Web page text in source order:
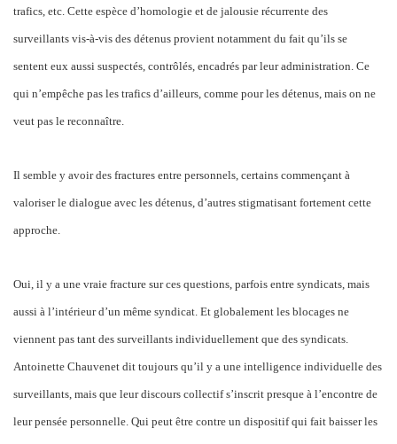
trafics, etc. Cette espèce d’homologie et de jalousie récurrente des
surveillants vis-à-vis des détenus provient notamment du fait qu’ils se
sentent eux aussi suspectés, contrôlés, encadrés par leur administration. Ce
qui n’empêche pas les trafics d’ailleurs, comme pour les détenus, mais on ne
veut pas le reconnaître.
Il semble y avoir des fractures entre personnels, certains commençant à
valoriser le dialogue avec les détenus, d’autres stigmatisant fortement cette
approche.
Oui, il y a une vraie fracture sur ces questions, parfois entre syndicats, mais
aussi à l’intérieur d’un même syndicat. Et globalement les blocages ne
viennent pas tant des surveillants individuellement que des syndicats.
Antoinette Chauvenet dit toujours qu’il y a une intelligence individuelle des
surveillants, mais que leur discours collectif s’inscrit presque à l’encontre de
leur pensée personnelle. Qui peut être contre un dispositif qui fait baisser les